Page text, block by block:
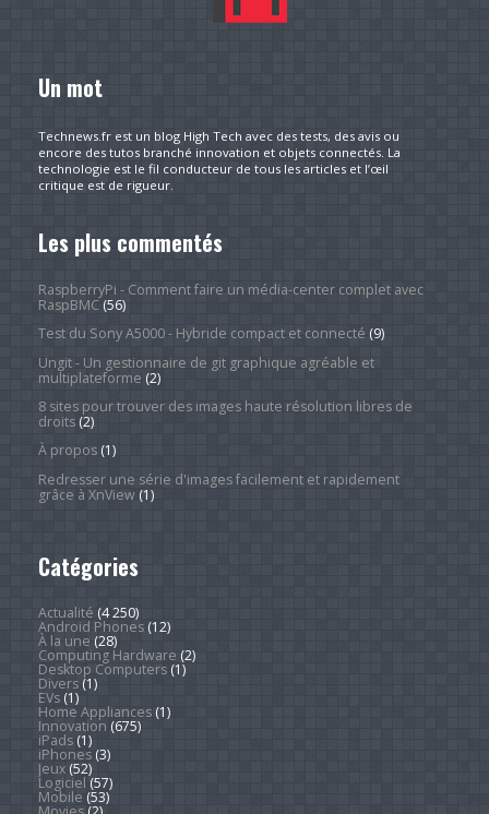
Un mot
Technews.fr est un blog High Tech avec des tests, des avis ou
encore des tutos branché innovation et objets connectés. La
technologie est le fil conducteur de tous les articles et l’œil
critique est de rigueur.
Les plus commentés
RaspberryPi - Comment faire un média-center complet avec
RaspBMC(56)
Test du Sony A5000 - Hybride compact et connecté (9)
Ungit - Un gestionnaire de git graphique agréable et
multiplateforme (2)
8 sites pour trouver des images haute résolution libres de
droits(2)
À propos(1)
Redresser une série d'images facilement et rapidement
grâce à XnView(1)
Catégories
Actualité (4 250)
Android Phones(12)
À la une (28)
Computing Hardware (2)
Desktop Computers(1)
Divers(1)
EVs(1)
Home Appliances(1)
Innovation (675)
iPads(1)
iPhones(3)
Jeux(52)
Logiciel (57)
Mobile (53)